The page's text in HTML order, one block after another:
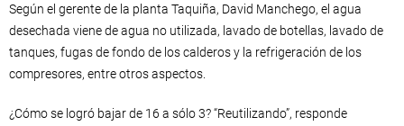
Según el gerente de la planta Taquiña, David Manchego, el agua
desechada viene de agua no utilizada, lavado de botellas, lavado de
tanques, fugas de fondo de los calderos y la refrigeración de los
compresores, entre otros aspectos.
¿Cómo se logró bajar de 16 a sólo 3? “Reutilizando”, responde